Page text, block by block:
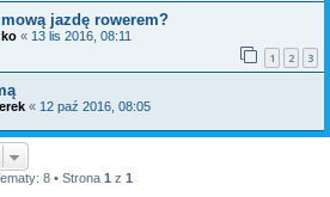
jazdę rowerem?
« 13 lis 2016, 08:11
1 2 3
« 12 paź 2016, 08:05
8 • Strona 1 z 1